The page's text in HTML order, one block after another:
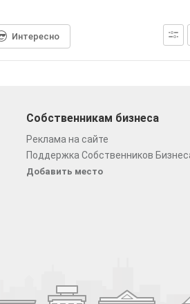
Интересно
Собственникам бизнеса
Реклама на сайте
Поддержка Собственников
Добавить место